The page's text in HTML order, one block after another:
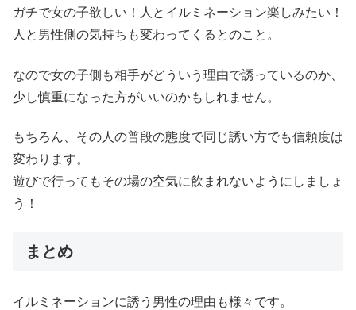
ガチで女の子欲しい！人とイルミネーション楽しみたい！
人と男性側の気持ちも変わってくるとのこと。
なので女の子側も相手がどういう理由で誘っているのか、
少し慎重になった方がいいのかもしれません。
もちろん、その人の普段の態度で同じ誘い方でも信頼度は
変わります。
遊びで行ってもその場の空気に飲まれないようにしましょ
う！
まとめ
イルミネーションに誘う男性の理由も様々です。